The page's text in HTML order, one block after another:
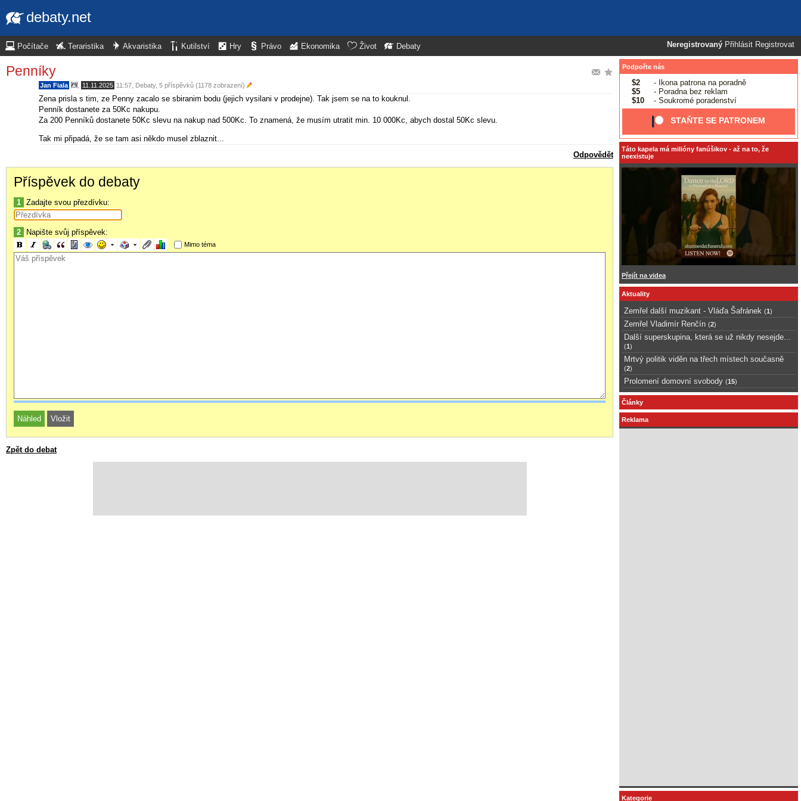
debaty.net
Neregistrovaný Přihlásit Registrovat
Počítače Teraristika Akvaristika Kutilství Hry Právo Ekonomika Život Debaty
Penníky
Jan Fiala 11.11.2025 11:57 Debaty, 5 příspěvků (1178 zobrazení)
Zena prisla s tim, ze Penny zacalo se sbiranim bodu (jejich vysilani v prodejne). Tak jsem se na to kouknul.
Penník dostanete za 50Kc nakupu.
Za 200 Penníků dostanete 50Kc slevu na nakup nad 500Kc. To znamená, že musím utratit min. 10 000Kc, abych dostal 50Kc slevu.
Tak mi připadá, že se tam asi někdo musel zblaznit...
Odpovědět
Příspěvek do debaty
1 Zadajte svou přezdívku:
2 Napište svůj příspěvek:
Mimo téma
Zpět do debat
Podpořte nás
$2
- Ikona patrona na poradně
$5
- Poradna bez reklam
$10
- Soukromé poradenství
STAŇTE SE PATRONEM
Táto kapela má milióny fanúšikov - až na to, že
neexistuje
Přejít na videa
Aktuality
Zemřel další muzikant - Vláďa Šafránek (1 )
Zemřel Vladimír Renčín (2)
Další superskupina, která se už nikdy nesejde...
(1 )
Mrtvý politik viděn na třech místech současně
(2)
Prolomení domovní svobody (15)
Články
Reklama
Kategorie